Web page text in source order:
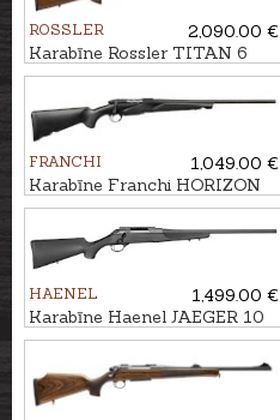
ROSSLER
2,090.00 €
Karabīne Rossler TITAN 6
Luxury Thumbhole kal.
.308Win. M14x1
FRANCHI
1,049.00 €
Karabīne Franchi HORIZON
Black Synt kal. .30-06 M14x1
HAENEL
1,499.00 €
Karabīne Haenel JAEGER 10
Varmint kal. .223Rem. M15x1